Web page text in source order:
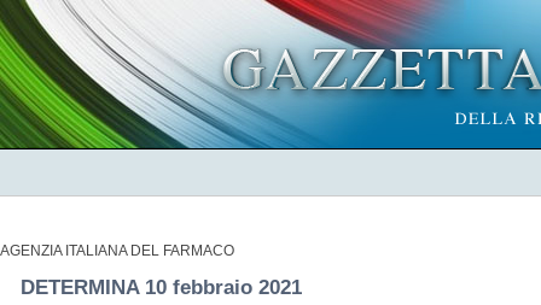
AGENZIA ITALIANA DEL FARMACO
DETERMINA 10 febbraio 2021